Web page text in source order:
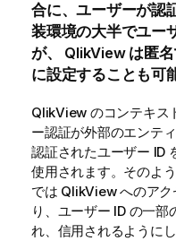
合に、ユーザーが認
装環境の大半でユー
が、 QlikViewは匿名
に設定することも可
QlikView のコンテキス
ー認証が外部のエンテ
認証されたユーザー ID
使用されます。そのよ
では QlikViewへのアク
り、ユーザー ID の一部
れ、信用されるようにし